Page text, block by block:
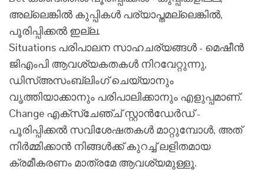
അല്ലെങ്കിൽ കുപ്പികൾ പര്യാപ്തമല്ലെങ്കിൽ,
പൂരിപ്പിക്കൽ ഇല്ല.
Situations പരിപാലന സാഹചര്യങ്ങൾ - മെഷീൻ
ജി‌എം‌പി ആവശ്യകതകൾ നിറവേറ്റുന്നു,
ഡിസ്അസംബ്ലിംഗ് ചെയ്യാനും
വൃത്തിയാക്കാനും പരിപാലിക്കാനും എളുപ്പമാണ്.
Change എക്‌സ്‌ചേഞ്ച് സ്റ്റാൻഡേർഡ് -
പൂരിപ്പിക്കൽ സവിശേഷതകൾ മാറ്റുമ്പോൾ, അത്
നിർമ്മിക്കാൻ നിങ്ങൾക്ക് കുറച്ച് ലളിതമായ
ക്രമീകരണം മാത്രമേ ആവശ്യമുള്ളൂ.